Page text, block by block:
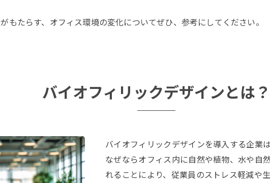
もたらす、オフィス環境の変化についてぜひ、参考にしてください。
バイオフィリックデザインとは？
バイオフィリックデザインを導入する企業
なぜならオフィス内に自然や植物、水や自
れることにより、従業員のストレス軽減や